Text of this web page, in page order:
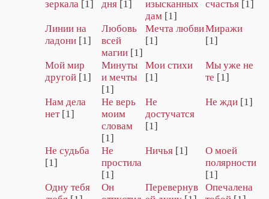
зеркала [1]
дня [1]
изысканных
дам [1]
счастья [1]
Линии на
ладони [1]
Любовь
всей
магии [1]
Мечта любви
[1]
Миражи
[1]
Мой мир
другой [1]
Минуты
и мечты
[1]
Мои стихи
[1]
Мы уже не
те [1]
Нам дела
нет [1]
Не верь
моим
словам
[1]
Не
достучатся
[1]
Не жди [1]
Не судьба
[1]
Не
простила
[1]
Ничья [1]
О моей
полярности
[1]
Одну тебя
Он
Перевернув
Опечалена